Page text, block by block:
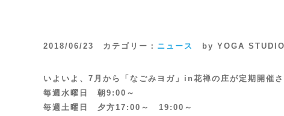
2018/06/23 カテゴリー： ニュース by YOGA
いよいよ、7月から「なごみヨガ」in花禅の庄が定期開催さ
毎週水曜日 朝9:00～
毎週土曜日 夕方17:00～ 19:00～